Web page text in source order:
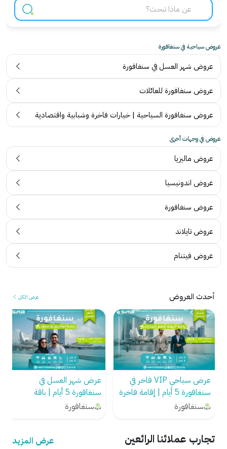
عروض سياحية في سنغافورة
عروض شهر العسل في سنغافورة
عروض سنغافورة للعائلات
عروض سنغافورة السياحية | خيارات فاخرة وشبابية واقتصادية
عروض في وجهات أخرى
عروض ماليزيا
عروض اندونيسيا
عروض سنغافورة
عروض تايلاند
عروض فيتنام
أحدث العروض عرض الكل
عرض سياحي VIP فاخر في
سنغافورة 5 أيام | إقامة فاخرة
+ سائق خاص
سنغافورة
عرض شهر العسل في
سنغافورة 5 أيام | باقة
رومانسية بسائق خاص
سنغافورة
تجارب عملائنا الرائعين عرض المزيد
آ
ر
ا
ء
ح
ق
ي
ة
م
ن
ع
م
ل
ا
ئ
.
ت
ر
ة
م
م
ن
ا
ل
ك
و
ي
.